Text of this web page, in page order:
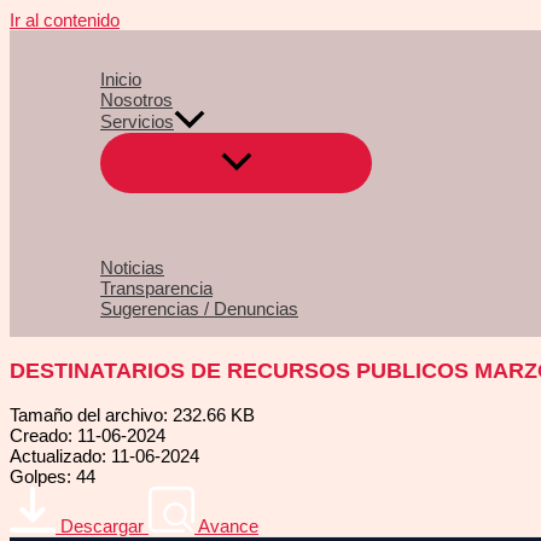
Ir al contenido
Inicio
Nosotros
Servicios
Noticias
Transparencia
Sugerencias / Denuncias
DESTINATARIOS DE RECURSOS PUBLICOS
Tamaño del archivo: 232.66 KB
Creado: 11-06-2024
Actualizado: 11-06-2024
Golpes: 44
Descargar Avance